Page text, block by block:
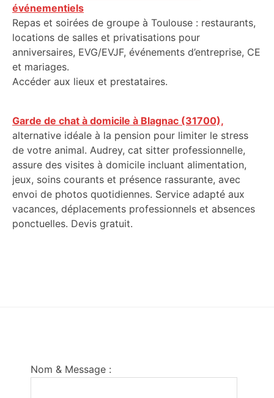
événementiels
Repas et soirées de groupe à Toulouse : restaurants,
locations de salles et privatisations pour
anniversaires, EVG/EVJF, événements d’entreprise, CE
et mariages.
Accéder aux lieux et prestataires.
Garde de chat à domicile à Blagnac (31700),
alternative idéale à la pension pour limiter le stress
de votre animal. Audrey, cat sitter professionnelle,
assure des visites à domicile incluant alimentation,
jeux, soins courants et présence rassurante, avec
envoi de photos quotidiennes. Service adapté aux
vacances, déplacements professionnels et absences
ponctuelles. Devis gratuit.
Nom & Message :